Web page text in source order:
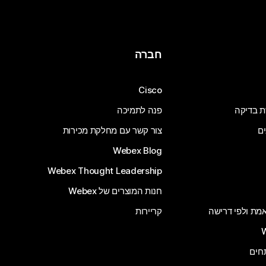
בדיקה
אמת ולפי דרישה
חברה
Cisco
פנה לתמיכה
צור קשר עם מחלקת מכירות
Webex Blog
Webex Thought Leadership
חנות המוצרים של Webex
קריירות